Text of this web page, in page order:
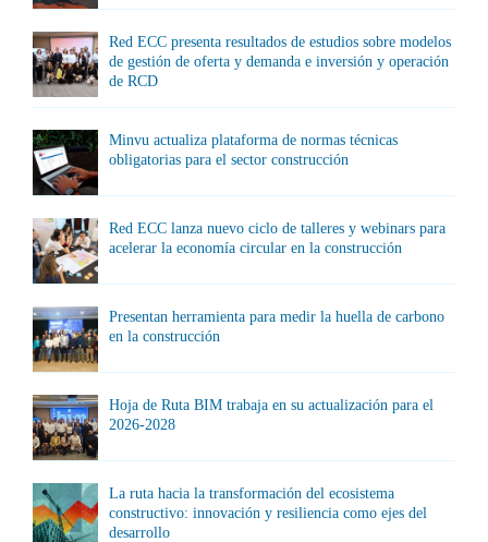
Red ECC presenta resultados de estudios sobre modelos
de gestión de oferta y demanda e inversión y operación
de RCD
Minvu actualiza plataforma de normas técnicas
obligatorias para el sector construcción
Red ECC lanza nuevo ciclo de talleres y webinars para
acelerar la economía circular en la construcción
Presentan herramienta para medir la huella de carbono
en la construcción
Hoja de Ruta BIM trabaja en su actualización para el
2026-2028
La ruta hacia la transformación del ecosistema
constructivo: innovación y resiliencia como ejes del
desarrollo